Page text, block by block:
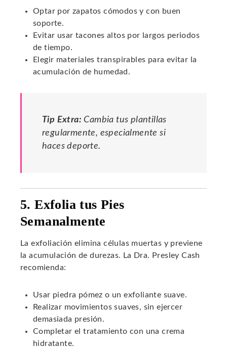
Optar por zapatos cómodos y con buen
soporte.
Evitar usar tacones altos por largos periodos
de tiempo.
Elegir materiales transpirables para evitar la
acumulación de humedad.
Tip Extra: Cambia tus plantillas
regularmente, especialmente si
haces deporte.
5. Exfolia tus Pies
Semanalmente
La exfoliación elimina células muertas y previene
la acumulación de durezas. La Dra. Presley Cash
recomienda:
Usar piedra pómez o un exfoliante suave.
Realizar movimientos suaves, sin ejercer
demasiada presión.
Completar el tratamiento con una crema
hidratante.